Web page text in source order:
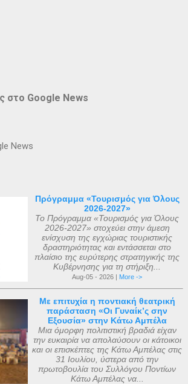
στο Google News
News
Πρόγραμμα «Τουρισμός για Όλους
2026-2027»
Το Πρόγραμμα «Τουρισμός για Όλους
2026-2027» στοχεύει στην άμεση
ενίσχυση της εγχώριας τουριστικής
δραστηριότητας και εντάσσεται στο
πλαίσιο της ευρύτερης στρατηγικής της
Κυβέρνησης για τη στήριξη...
Aug-05 - 2026 | More ->
Με επιτυχία η ποντιακή θεατρική
παράσταση «Οι Γυναίκ’ς σην
Εξουσία» στην Κάτω Αμπέλα
Μια όμορφη πολιτιστική βραδιά είχαν
την ευκαιρία να απολαύσουν οι κάτοικοι
και οι επισκέπτες της Κάτω Αμπέλας στις
31 Ιουλίου, ύστερα από την
πρωτοβουλία του Συλλόγου Ποντίων
Κάτω Αμπέλας να...